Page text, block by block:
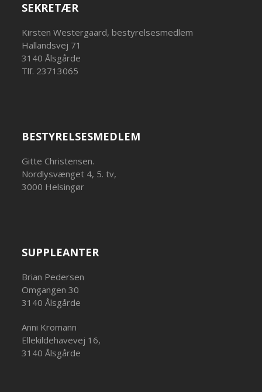
SEKRETÆR
Kirsten Westergaard, bestyrelsesmedlem
Hallandsvej 71
3140 Ålsgårde
Tlf. 23713065
BESTYRELSESMEDLEM
Gitte Christensen.
Nordlysvænget 4, 5. tv,
3000 Helsingør
SUPPLEANTER
Brian Pedersen
Omgangen 30
3140 Ålsgårde
Anni Kromann
Ellekildehavevej 16,
3140 Ålsgårde